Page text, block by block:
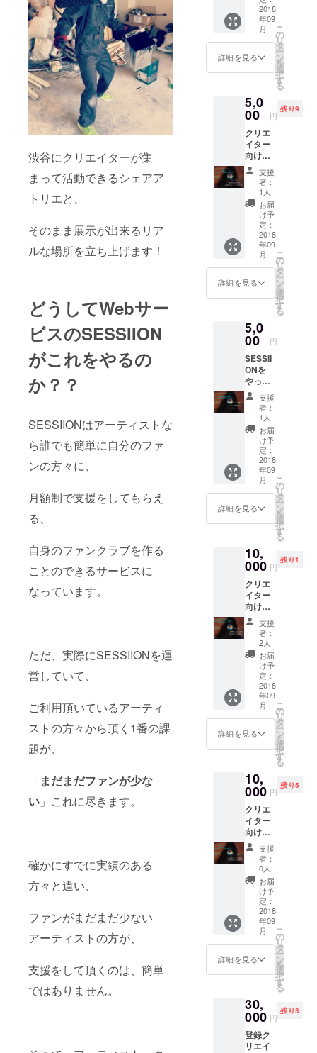
渋谷にクリエイターが集
まって活動できるシェアア
トリエと、
そのまま展示が出来るリア
ルな場所を立ち上げます！
どうしてWebサー
ビスのSESSIION
がこれをやるの
か？？
SESSIIONはアーティストな
ら誰でも簡単に自分のファ
ンの方々に、
月額制で支援をしてもらえ
る、
自身のファンクラブを作る
ことのできるサービスに
なっています。
ただ、実際にSESSIIONを運
営していて、
ご利用頂いているアーティ
ストの方々から頂く1番の課
題が、
「まだまだファンが少な
い 」これに尽きます。
確かにすでに実績のある
方々と違い、
ファンがまだまだ少ない
アーティストの方が、
支援をして頂くのは、簡単
ではありません。
降は再
度継続
のお申
し込み
をお願
郵送に
は対応
してお
りませ
ん。 ※
反社会
的組織
などの
登録を
防ぐ
為、審
査制に
なりま
す。 ※
万が一
審査が
通らな
行いま
せん。
若手
アー
ティス
トと交
流を持
ちた
い！応
い！そ
んな方
に向け
たリ
ターン
になり
ます！
※キャパ
ティー
の関係
上、20
人まで
にさせ
て頂き
ます。
※日程は
致しま
す。
2018
年09
月
詳細を見る
こ
の
リ
タ
ー
ン
を
選
択
す
る
5,0
00 円
残り9
クリエ
イター
向け！
平日だ
けでな
く、土
日祝日
を含む3
日間
も、 1
年間何
度でも3
万円で3
日間
ギャラ
リーを
ル頂く
ことが
できま
す！ ※
こちら
は限定
10人ま
でにな
ります
支援
者：
1人
お届
け予
定：
2018
年09
月
詳細を見る
こ
の
リ
タ
ー
ン
を
選
択
す
る
5,0
00 円
SESSII
ONを
やって
きて
困った
こと。
リ
フォー
ムで
困った
ことな
ど、 起
業して
からの
ストー
リーを
ます！
今回
SESSII
ONで
は、か
なり古
い物件
を利用
してい
ます！
古い物
件を見
つける
までの
ストー
リーか
ら、 実
くまで
の、
困った
ことな
どを、
文面に
まとめ
て共有
いたし
ます！
これか
ら起業
したい
方 コ
ミュニ
ティー
を作り
もので
す！
ONス
テッ
支援
者：
1人
お届
け予
定：
2018
年09
月
詳細を見る
こ
の
リ
タ
ー
ン
を
選
択
す
る
10,
000 円
残り1
クリエ
イター
向け！
1年間展
示費
用、先
着特別
割引
券！ 通
常12万
（SESS
IIONク
リエイ
ターの
場合は
円）の1
週間
ギャラ
リー利
用料
を、 1
年間い
つで
も、何
度でも6
万円で
ご利用
頂ける
権利に
なりま
す！ ※
こちら
までに
させて
頂きま
す
支援
者：
2人
お届
け予
定：
2018
年09
月
詳細を見る
こ
の
リ
タ
ー
ン
を
選
択
す
る
10,
000 円
残り5
クリエ
イター
向け！
1年間展
示費
用、先
着割引
券！ 通
常12万
（SESS
IIONク
リエイ
ターの
場合は
10万
週間
ギャラ
リー利
用料
を、 1
支援
者：
0人
お届
け予
定：
2018
年09
月
詳細を見る
こ
の
リ
タ
ー
ン
を
選
択
す
る
30,
000 円
残り3
登録ク
リエイ